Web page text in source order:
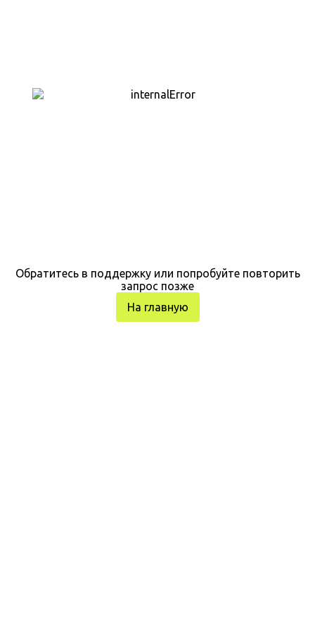
Обратитесь в поддержку или попробуйте повторить
запрос позже
На главную